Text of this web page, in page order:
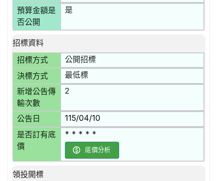
預算金額是
否公開
是
招標資料
招標方式
公開招標
決標方式 最低標
新增公告傳
輸次數
2
公告日 115/04/10
是否訂有底
價
* * * * *
底價分析
領投開標